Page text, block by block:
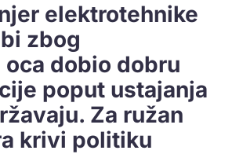
elektrotehnike
zbog
dobio dobru
poput ustajanja
Za ružan
krivi politiku